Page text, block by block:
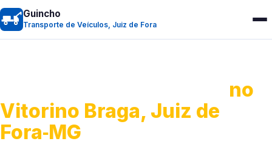
Guincho
Transporte de Veículos, Juiz de Fora
no
Vitorino Braga, Juiz de
Fora‑MG